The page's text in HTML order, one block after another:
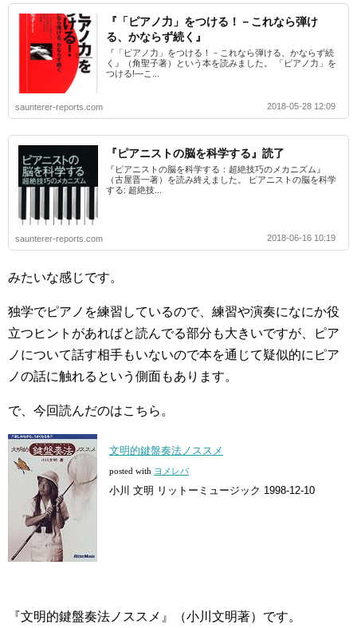
『「ピアノ力」をつける！－これなら弾け
る、かならず続く』
『「ピアノ力」をつける！－これなら弾ける、かならず続
く』（角聖子著）という本を読みました。 「ピアノ力」を
つける!―こ...
saunterer-reports.com 2018-05-28 12:09
『ピアニストの脳を科学する』読了
『ピアニストの脳を科学する：超絶技巧のメカニズム』
（古屋晋一著）を読み終えました。 ピアニストの脳を科学
する: 超絶技...
saunterer-reports.com 2018-06-16 10:19
みたいな感じです。
独学でピアノを練習しているので、練習や演奏になにか役
立つヒントがあればと読んでる部分も大きいですが、ピア
ノについて話す相手もいないので本を通じて疑似的にピア
ノの話に触れるという側面もあります。
で、今回読んだのはこちら。
文明的鍵盤奏法ノススメ
posted with ヨメレバ
小川 文明 リットーミュージック 1998-12-10
『文明的鍵盤奏法ノススメ』（小川文明著）です。